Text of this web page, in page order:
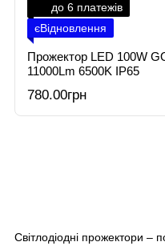
Світлодіодні прожектори –
до 6 платежів
єВідновлення
Прожектор LED 100W
11000Lm 6500K IP65
780.00грн